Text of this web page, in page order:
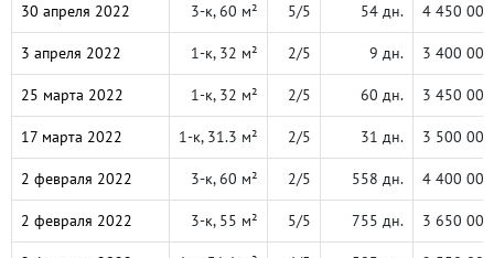
30 апреля 2022 3-к, 60 м² 5/5 54 дн. 4 450 000
3 апреля 2022 1-к, 32 м² 2/5 9 дн. 3 400 000
25 марта 2022 1-к, 32 м² 2/5 60 дн. 3 450 000
17 марта 2022 1-к, 31.3 м² 2/5 31 дн. 3 500 000
2 февраля 2022 3-к, 60 м² 2/5 558 дн. 4 400 000
2 февраля 2022 3-к, 55 м² 5/5 755 дн. 3 650 000